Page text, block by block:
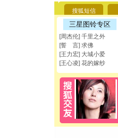
搜狐短信
三星图铃专区
[周杰伦] 千里之外
[誓 言] 求佛
[王力宏] 大城小爱
[王心凌] 花的嫁纱